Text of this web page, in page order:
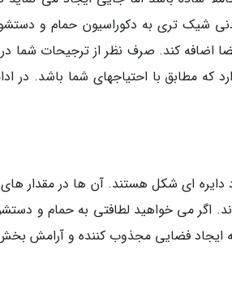
شیک تری به دکوراسیون حمام و
اضافه کند. صرف نظر از ترجیحات شما
که مطابق با احتیاجهای شما باشد. در
دایره ای شکل هستند. آن ها در مقدار
اگر می خواهید لطافتی به حمام و
ایجاد فضایی مجذوب کننده و آرامش